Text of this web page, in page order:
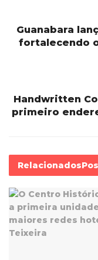
Guanabara
fortalecendo
Handwritten
primeiro
Relacionados